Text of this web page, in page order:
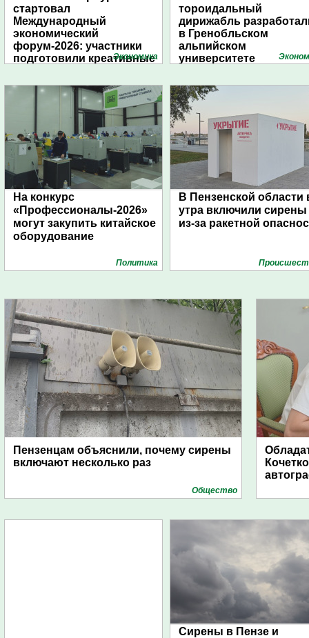
стартовал
Международный
экономический
форум-2026: участники
подготовили креативные
Экономика
тороидальный
дирижабль
в Гренобльском
альпийском
университете
На конкурс
«Профессионалы-2026»
могут закупить китайское
оборудование
Политика
В Пензенской области
утра включили сирены
из-за ракетной
Пензенцам объяснили, почему сирены
включают несколько раз
Общество
Сирены в Пензе и